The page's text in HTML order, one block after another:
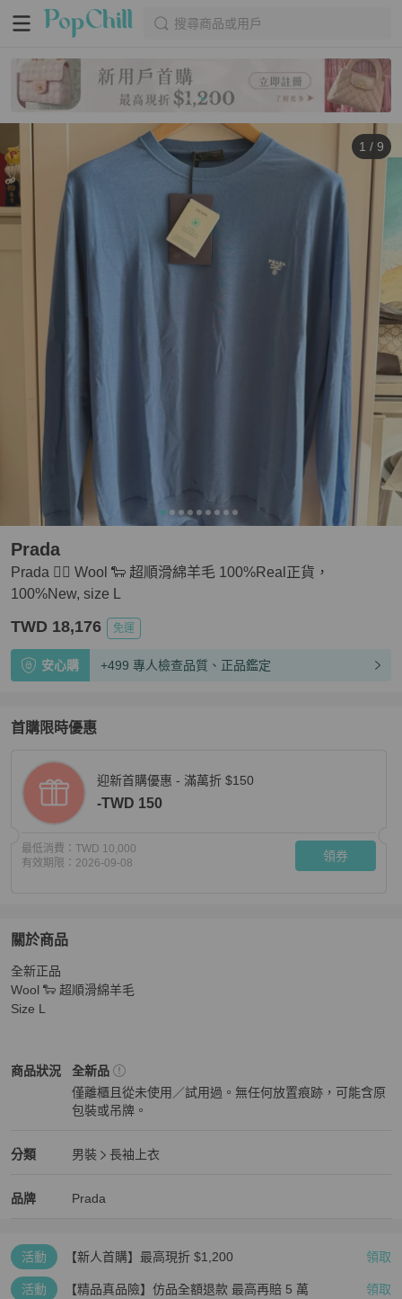
搜尋商品或用戶
1 / 9
Prada 👍🏻 Wool 🐑 超順滑綿羊毛 100%Real正貨，
100%New, size L
Prada
TWD 18,176 免運
安心購 +499 專人檢查品質、正品鑑定
首購限時優惠
迎新首購優惠 - 滿萬折 $150
-TWD 150
最低消費： TWD 10,000
有效期限： 2026-09-08 領券
關於商品
關於Prada 👍🏻 Wool 🐑 超順滑綿羊毛 100%Real正貨，
全新正品
Wool 🐑 超順滑綿羊毛
Size L
商品狀況
Prada男裝 商品狀態與細節
全新品
僅離櫃且從未使用／試用過。無任何放置痕跡，可能含原
包裝或吊牌。
分類
Prada 分類資訊
男裝
長袖上衣
品牌
Prada 男裝品牌介紹
Prada
Prada 推薦清單
活動 【新人首購】最高現折 $1,200 領取
活動 【精品真品險】仿品全額退款 最高再賠 5 萬 領取